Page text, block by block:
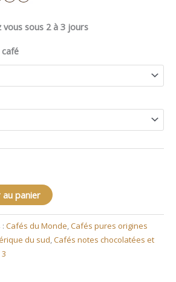
vous sous 2 à 3 jours
panier
Cafés du Monde,Cafés pures origines
du sud,Cafés notes chocolatées et